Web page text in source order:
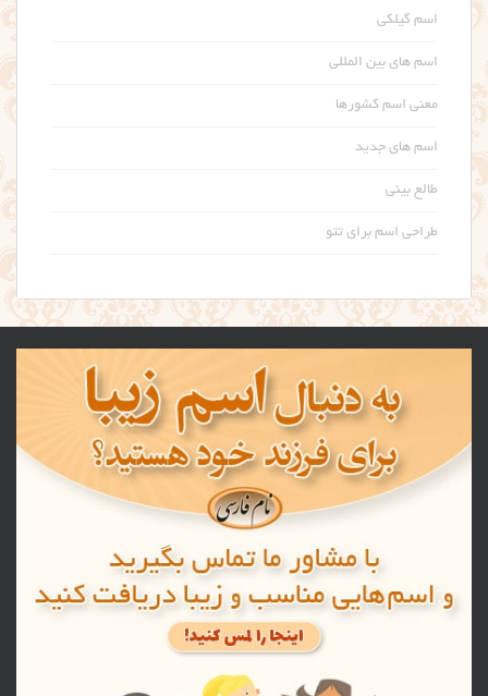
اسم گیلکی
اسم های بین المللی
معنی اسم کشورها
اسم های جدید
طالع بینی
طراحی اسم برای تتو